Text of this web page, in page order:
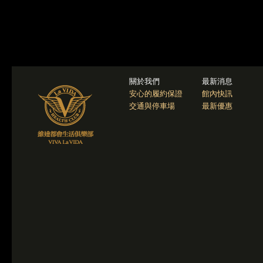
關於我們
安心的履約保證
交通與停車場
最新消息
館內快訊
最新優惠